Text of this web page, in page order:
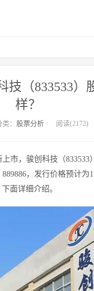
技（833533）
样？
类： 股票分析 阅读(2172)
市，骏创科技（833533
，发行价格预计
面详细介绍。